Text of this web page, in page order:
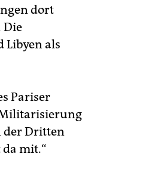
dort
Die
Libyen als
Pariser
der Dritten
mit.“